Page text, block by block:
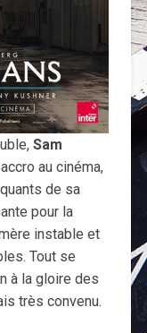
Sam
au cinéma,
de sa
pour la
instable et
Tout se
à la gloire des
très convenu.